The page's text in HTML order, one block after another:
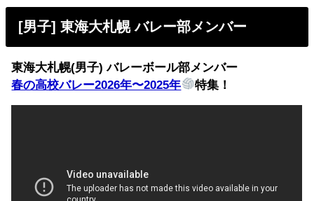
[男子] 東海大札幌 バレー部メンバー
東海大札幌(男子) バレーボール部メンバー
春の高校バレー2026年〜2025年
特集！